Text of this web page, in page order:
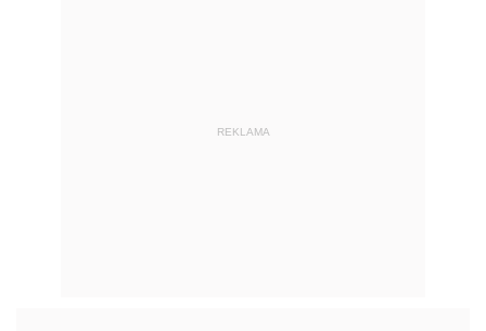
REKLAMA